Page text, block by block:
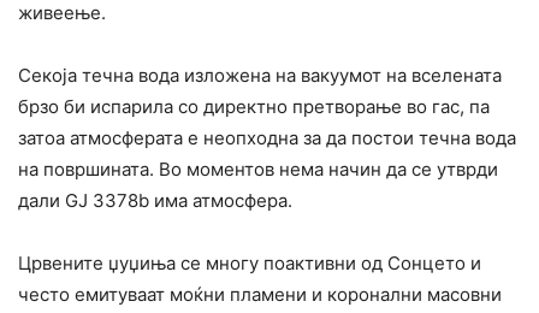
живеење.
Секоја течна вода изложена на вакуумот на вселената
брзо би испарила со директно претворање во гас, па
затоа атмосферата е неопходна за да постои течна вода
на површината. Во моментов нема начин да се утврди
дали GJ 3378b има атмосфера.
Црвените џуџиња се многу поактивни од Сонцето и
често емитуваат моќни пламени и коронални масовни